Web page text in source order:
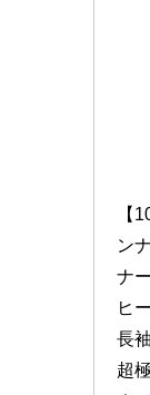
【
ン
ナ
ヒ
長
超